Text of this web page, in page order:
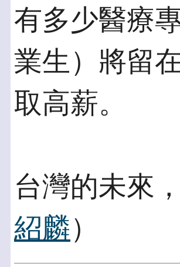
有多少醫療
業生）將留
取高薪。
台灣的未來
紹麟）